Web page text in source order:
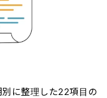
別に整理した22項目の